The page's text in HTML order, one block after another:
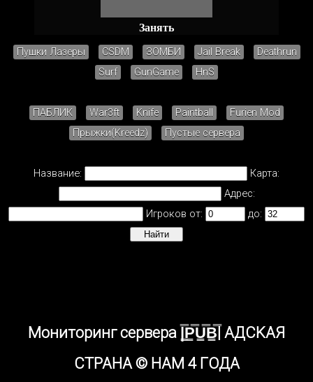
Занять
Пушки Лазеры CSDM ЗОМБИ Jail Break
Deathrun
Surf
GunGame HnS
ПАБЛИК War3ft Knife Paintball
Furien Mod
Прыжки(Kreedz)
Пустые сервера
Название:
Карта:
Адрес:
Игроков от:
до:
Мониторинг сервера |͇̿P͇̿U͇̿B͇̿| AДCKAЯ
CTPAHA © HAM 4 ГOДA